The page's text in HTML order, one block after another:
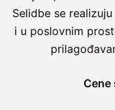
Selidbe se
i u poslovnim
Cene